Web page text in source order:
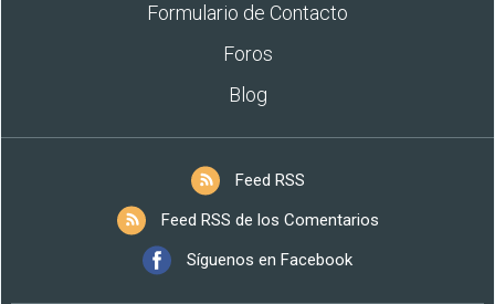
Formulario de Contacto
Foros
Blog
Feed RSS
Feed RSS de los Comentarios
Síguenos en Facebook